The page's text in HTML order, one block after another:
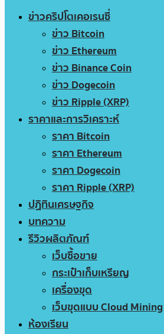
ข่าวคริปโตเคอเรนซี่
ข่าว Bitcoin
ข่าว Ethereum
ข่าว Binance Coin
ข่าว Dogecoin
ข่าว Ripple (XRP)
ราคาและการวิเคราะห์
ราคา Bitcoin
ราคา Ethereum
ราคา Dogecoin
ราคา Ripple (XRP)
ปฏิทินเศรษฐกิจ
บทความ
รีวิวผลิตภัณฑ์
เว็บซื้อขาย
กระเป๋าเก็บเหรียญ
เครื่องขุด
เว็บขุดแบบ Cloud Mining
ห้องเรียน